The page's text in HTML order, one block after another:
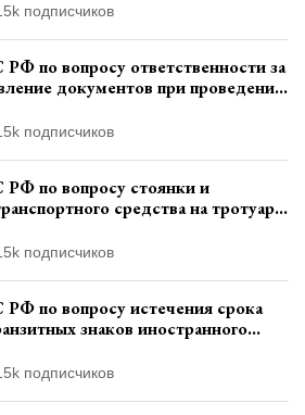
подписчиков
по вопросу ответственности за
документов при проведении
подписчиков
по вопросу стоянки и
средства на тротуаре
административного
подписчиков
по вопросу истечения срока
знаков иностранного
отсутствия состава
правонарушения
подписчиков